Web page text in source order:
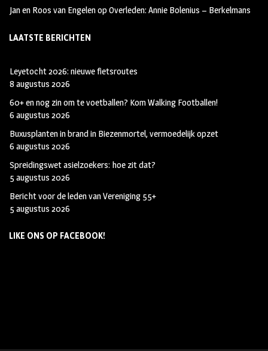
Jan en Roos van EngelenopOverleden: Annie Bolenius – Berkelmans
LAATSTE BERICHTEN
Leyetocht 2026: nieuwe fietsroutes
8 augustus 2026
60+ en nog zin om te voetballen? Kom Walking Footballen!
6 augustus 2026
Buxusplanten in brand in Biezenmortel, vermoedelijk opzet
6 augustus 2026
Spreidingswet asielzoekers: hoe zit dat?
5 augustus 2026
Bericht voor de leden van Vereniging 55+
5 augustus 2026
LIKE ONS OP FACEBOOK!